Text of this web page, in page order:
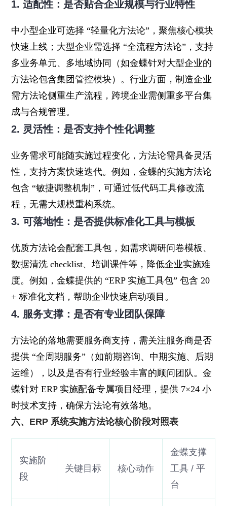
1. 适配性：是否贴合企业规模与行业特性
中小型企业可选择 “轻量化方法论”，聚焦核心模块
快速上线；大型企业需选择 “全流程方法论”，支持
多业务单元、多地域协同（如金蝶针对大型企业的
方法论包含集团管控模块）。行业方面，制造企业
需方法论侧重生产流程，跨境企业需侧重多平台集
成与合规管理。
2. 灵活性：是否支持个性化调整
业务需求可能随实施过程变化，方法论需具备灵活
性，支持方案快速迭代。例如，金蝶的实施方法论
包含 “敏捷调整机制”，可通过低代码工具修改流
程，无需大规模重构系统。
3. 可落地性：是否提供标准化工具与模板
优质方法论会配套工具包，如需求调研问卷模板、
数据清洗 checklist、培训课件等，降低企业实施难
度。例如，金蝶提供的 “ERP 实施工具包” 包含 20
+ 标准化文档，帮助企业快速启动项目。
4. 服务支撑：是否有专业团队保障
方法论的落地需要服务商支持，需关注服务商是否
提供 “全周期服务”（如前期咨询、中期实施、后期
运维），以及是否有行业经验丰富的顾问团队。金
蝶针对 ERP 实施配备专属项目经理，提供 7×24 小
时技术支持，确保方法论有效落地。
六、ERP 系统实施方法论核心阶段对照表
实施阶
段
关键目标 核心动作
金蝶支撑
工具 / 平
台